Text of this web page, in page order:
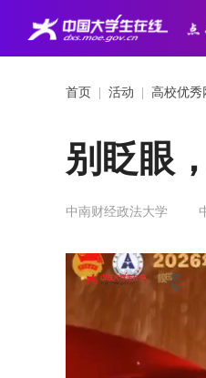
首页 活动 高校优
别眨眼
中南财经政法大学